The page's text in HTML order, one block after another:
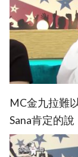
MC金九拉難
Sana肯定的說